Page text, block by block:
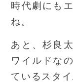
時代劇にも
ね。
あと、杉良
ワイルドな
ているスタ